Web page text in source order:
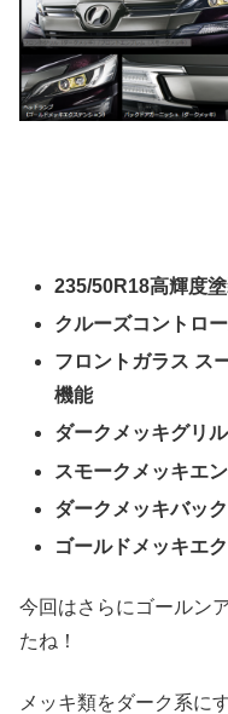
235/50R18高輝度
クルーズコントロ
フロントガラス ス
機能
ダークメッキグリル
スモークメッキエ
ダークメッキバッ
ゴールドメッキエ
今回はさらにゴールン
たね！
メッキ類をダーク系に